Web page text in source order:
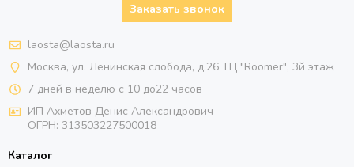
Заказать звонок
laosta@laosta.ru
Москва, ул. Ленинская слобода, д.26 ТЦ "Roomer", 3й этаж
7 дней в неделю с 10 до22 часов
ИП Ахметов Денис Александрович
ОГРН: 313503227500018
Каталог